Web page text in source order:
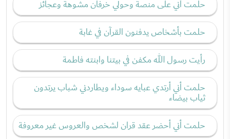
حلمت أني على منصة وحولي خرفان مشوهة وعجائز
حلمت بأشخاص يدفنون القرآن في غابة
رأيت رسول الله مكفن في بيتنا وابنته فاطمة
حلمت أني أرتدي عبايه سوداء ويطاردني شباب يرتدون
ثياب بيضاء
حلمت أني أحضر عقد قران لشخص والعروس غير معروفة